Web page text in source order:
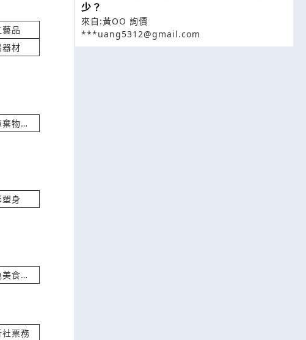
品
器材
資源棄物回收
身
特色美食小吃
社票務
少？
來自:黃OO 詢價
***uang5312@gmail.com